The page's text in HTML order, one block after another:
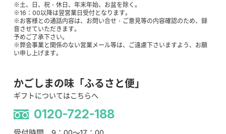
※土、日、祝・休日、年末年始、お盆を除く。
※16：00以降は翌営業日受付となります。
※お客様との通話内容は、お問い合せ・ご意見等の内容確認のため、録
音させていただきます。
予めご了承下さい。
※弊会事業と関係のない営業メール等は、ご遠慮下さいますよう、お願
い申し上げます。
かごしまの味「ふるさと便」
ギフトについてはこちらへ
0120-722-188